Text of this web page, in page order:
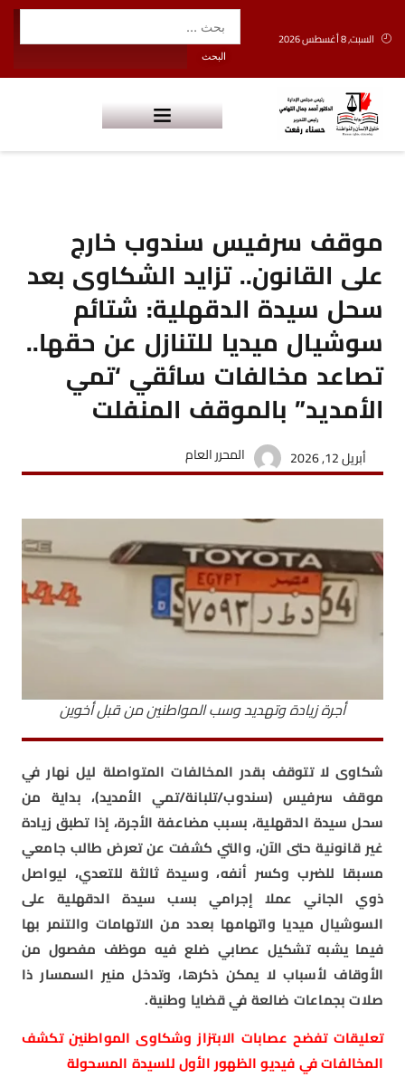
السبت, 8 أغسطس 2026
موقف سرفيس سندوب خارج
على القانون.. تزايد الشكاوى بعد
سحل سيدة الدقهلية: شتائم
سوشيال ميديا للتنازل عن حقها..
تصاعد مخالفات سائقي ‘تمي
الأمديد” بالموقف المنفلت
أبريل 12, 2026 المحرر العام
أجرة زيادة وتهديد وسب المواطنين من قبل أخوين
شكاوى لا تتوقف بقدر المخالفات المتواصلة ليل نهار في
موقف سرفيس (سندوب/تلبانة/تمي الأمديد)، بداية من
سحل سيدة الدقهلية، بسبب مضاعفة الأجرة، إذا تطبق زيادة
غير قانونية حتى الآن، والتي كشفت عن تعرض طالب جامعي
مسبقا للضرب وكسر أنفه، وسيدة ثالثة للتعدي، ليواصل
ذوي الجاني عملا إجرامي بسب سيدة الدقهلية على
السوشيال ميديا واتهامها بعدد من الاتهامات والتنمر بها
فيما يشبه تشكيل عصابي ضلع فيه موظف مفصول من
الأوقاف لأسباب لا يمكن ذكرها، وتدخل منير السمسار ذا
صلات بجماعات ضالعة في قضايا وطنية.
تعليقات تفضح عصابات الابتزاز وشكاوى المواطنين تكشف
المخالفات في فيديو الظهور الأول للسيدة المسحولة